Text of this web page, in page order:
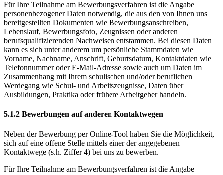
Für Ihre Teilnahme am Bewerbungsverfahren ist die Angabe
personenbezogener Daten notwendig, die aus den von Ihnen uns
bereitgestellten Dokumenten wie Bewerbungsanschreiben,
Lebenslauf, Bewerbungsfoto, Zeugnissen oder anderen
berufsqualifizierenden Nachweisen entstammen. Bei diesen Daten
kann es sich unter anderem um persönliche Stammdaten wie
Vorname, Nachname, Anschrift, Geburtsdatum, Kontaktdaten wie
Telefonnummer oder E-Mail-Adresse sowie auch um Daten im
Zusammenhang mit Ihrem schulischen und/oder beruflichen
Werdegang wie Schul- und Arbeitszeugnisse, Daten über
Ausbildungen, Praktika oder frühere Arbeitgeber handeln.
5.1.2 Bewerbungen auf anderen Kontaktwegen
Neben der Bewerbung per Online-Tool haben Sie die Möglichkeit,
sich auf eine offene Stelle mittels einer der angegebenen
Kontaktwege (s.h. Ziffer 4) bei uns zu bewerben.
Für Ihre Teilnahme am Bewerbungsverfahren ist die Angabe